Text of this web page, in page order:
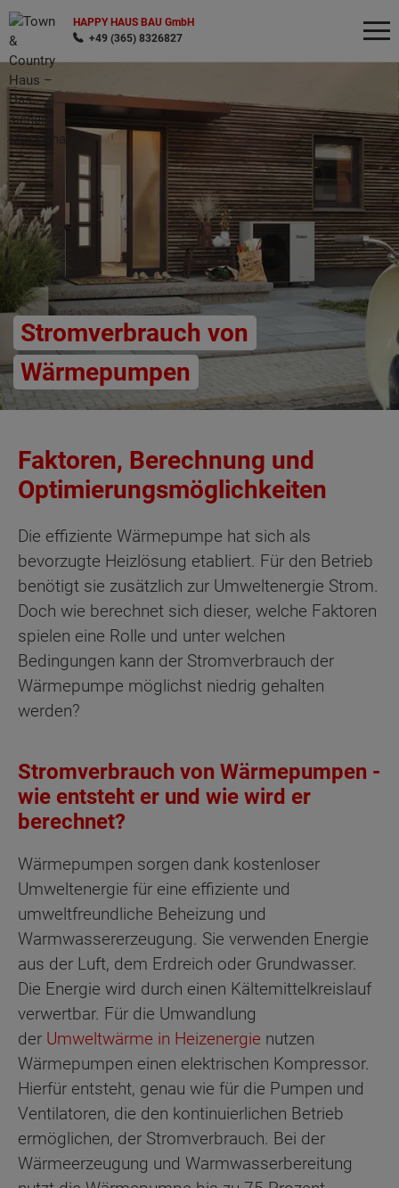
HAPPY HAUS BAU GmbH
+49 (365) 8326827
Stromverbrauch von
Wärmepumpen
Faktoren, Berechnung und
Optimierungsmöglichkeiten
Die effiziente Wärmepumpe hat sich als
bevorzugte Heizlösung etabliert. Für den Betrieb
benötigt sie zusätzlich zur Umweltenergie Strom.
Doch wie berechnet sich dieser, welche Faktoren
spielen eine Rolle und unter welchen
Bedingungen kann der Stromverbrauch der
Wärmepumpe möglichst niedrig gehalten
werden?
Stromverbrauch von Wärmepumpen -
wie entsteht er und wie wird er
berechnet?
Wärmepumpen sorgen dank kostenloser
Umweltenergie für eine effiziente und
umweltfreundliche Beheizung und
Warmwassererzeugung. Sie verwenden Energie
aus der Luft, dem Erdreich oder Grundwasser.
Die Energie wird durch einen Kältemittelkreislauf
verwertbar. Für die Umwandlung
der Umweltwärme in Heizenergie nutzen
Wärmepumpen einen elektrischen Kompressor.
Hierfür entsteht, genau wie für die Pumpen und
Ventilatoren, die den kontinuierlichen Betrieb
ermöglichen, der Stromverbrauch. Bei der
Wärmeerzeugung und Warmwasserbereitung
Wonach möchten Sie suchen?